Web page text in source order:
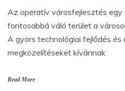
Az operatív városfejlesztés egy
fontosabbá váló terület a
A gyors technológiai fejlődés és
megközelítéseket kívánnak
Read More